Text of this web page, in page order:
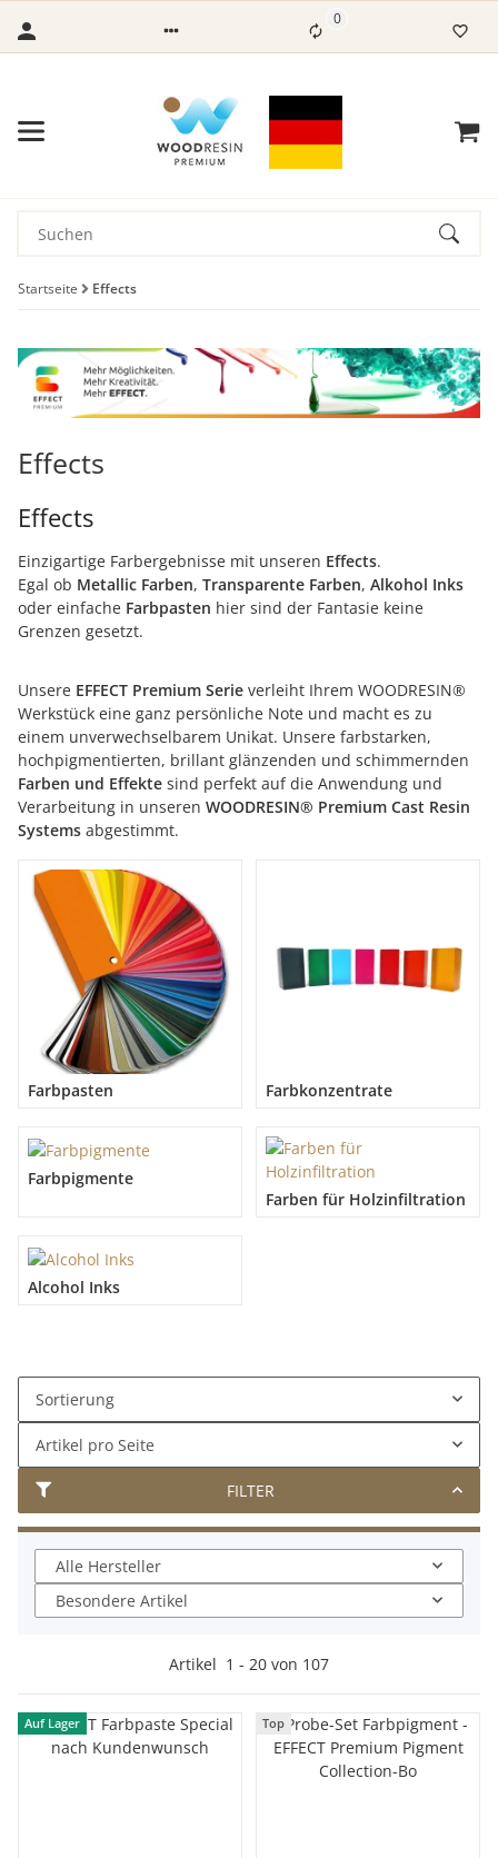
0
Startseite Effects
Effects
Effects
Einzigartige Farbergebnisse mit unseren Effects.
Egal ob Metallic Farben, Transparente Farben, Alkohol Inks
oder einfache Farbpasten hier sind der Fantasie keine
Grenzen gesetzt.
Unsere EFFECT Premium Serie verleiht Ihrem WOODRESIN®
Werkstück eine ganz persönliche Note und macht es zu
einem unverwechselbarem Unikat. Unsere farbstarken,
hochpigmentierten, brillant glänzenden und schimmernden
Farben und Effekte sind perfekt auf die Anwendung und
Verarbeitung in unseren WOODRESIN® Premium Cast Resin
Systems abgestimmt.
Farbpasten Farbkonzentrate
Farbpigmente
Farben für Holzinfiltration
Alcohol Inks
FILTER
Sortierung
Artikel pro Seite
Alle Hersteller
Besondere Artikel
Artikel 1 - 20 von 107
Auf Lager Top